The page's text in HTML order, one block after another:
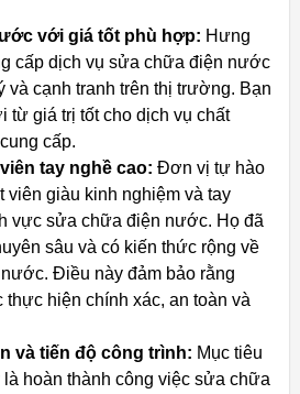
với giá tốt phù hợp: Hưng
cấp dịch vụ sửa chữa điện nước
cạnh tranh trên thị trường. Bạn
giá trị tốt cho dịch vụ chất
cấp.
tay nghề cao: Đơn vị tự hào
viên giàu kinh nghiệm và tay
vực sửa chữa điện nước. Họ đã
sâu và có kiến thức rộng về
Điều này đảm bảo rằng
hiện chính xác, an toàn và
và tiến độ công trình: Mục tiêu
là hoàn thành công việc sửa chữa